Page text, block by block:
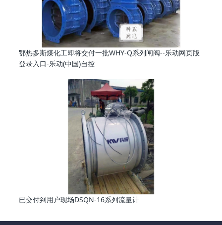
鄂热多斯煤化工即将交付一批WHY-Q系列闸阀--乐动网页版
登录入口-乐动(中国)自控
已交付到用户现场DSQN-16系列流量计